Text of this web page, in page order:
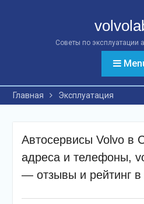
Советы по эксплуатации
Главная Эксплуатация
Автосервисы Volvo в
адреса и телефоны,
— отзывы и рейтинг в